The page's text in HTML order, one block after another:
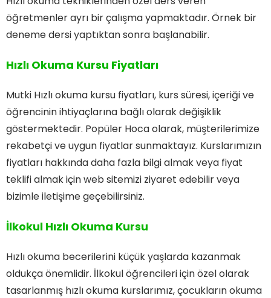
öğretmenler ayrı bir çalışma yapmaktadır. Örnek bir
deneme dersi yaptıktan sonra başlanabilir.
Hızlı Okuma Kursu Fiyatları
Mutki Hızlı okuma kursu fiyatları, kurs süresi, içeriği ve
öğrencinin ihtiyaçlarına bağlı olarak değişiklik
göstermektedir. Popüler Hoca olarak, müşterilerimize
rekabetçi ve uygun fiyatlar sunmaktayız. Kurslarımızın
fiyatları hakkında daha fazla bilgi almak veya fiyat
teklifi almak için web sitemizi ziyaret edebilir veya
bizimle iletişime geçebilirsiniz.
İlkokul Hızlı Okuma Kursu
Hızlı okuma becerilerini küçük yaşlarda kazanmak
oldukça önemlidir. İlkokul öğrencileri için özel olarak
tasarlanmış hızlı okuma kurslarımız, çocukların okuma